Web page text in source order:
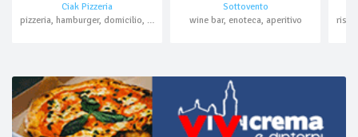
Ciak Pizzeria
pizzeria, hamburger, domicilio, asporto
Sottovento
wine bar, enoteca, aperitivo